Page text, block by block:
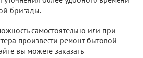
бригады.
самостоятельно или при
произвести ремонт бытовой
вы можете заказать